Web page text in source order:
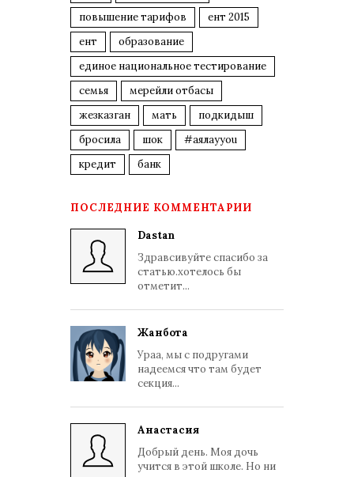
повышение тарифов
ент 2015
ент
образование
единое национальное тестирование
семья
мерейли отбасы
жезказган
мать
подкидыш
бросила
шок
#аялауyou
кредит
банк
ПОСЛЕДНИЕ КОММЕНТАРИИ
Dastan
Здравсивуйте спасибо за
статью.хотелось бы
отметит...
Жанбота
Ураа, мы с подругами
надеемся что там будет
секция...
Анастасия
Добрый день. Моя дочь
учится в этой школе. Но ни